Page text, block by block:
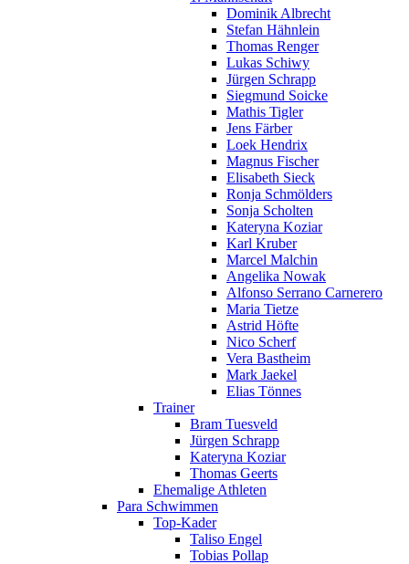
Dominik Albrecht
Stefan Hähnlein
Thomas Renger
Lukas Schiwy
Jürgen Schrapp
Siegmund Soicke
Mathis Tigler
Jens Färber
Loek Hendrix
Magnus Fischer
Elisabeth Sieck
Ronja Schmölders
Sonja Scholten
Kateryna Koziar
Karl Kruber
Marcel Malchin
Angelika Nowak
Alfonso Serrano Carnerero
Maria Tietze
Astrid Höfte
Nico Scherf
Vera Bastheim
Mark Jaekel
Elias Tönnes
Trainer
Bram Tuesveld
Jürgen Schrapp
Kateryna Koziar
Thomas Geerts
Ehemalige Athleten
Para Schwimmen
Top-Kader
Taliso Engel
Tobias Pollap